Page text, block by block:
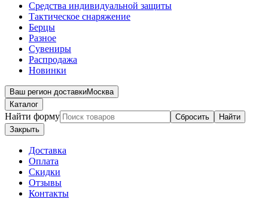
Средства индивидуальной защиты
Тактическое снаряжение
Берцы
Разное
Сувениры
Распродажа
Новинки
Ваш регион доставкиМосква
Каталог
Найти форму Сбросить
Найти
Закрыть
Доставка
Оплата
Скидки
Отзывы
Контакты